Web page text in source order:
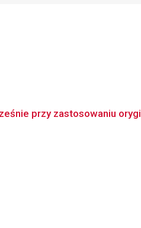
przy zastosowaniu